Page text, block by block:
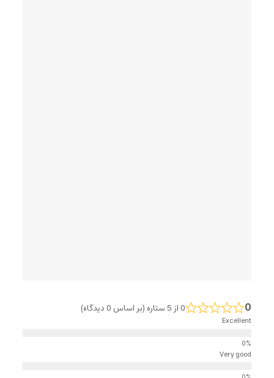
0 0 از 5 ستاره (بر اساس 0 دیدگاه)
Excellent
Very good